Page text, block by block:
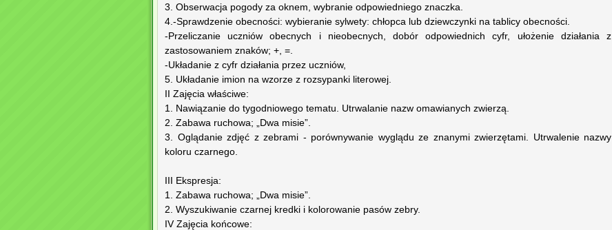
3. Obserwacja pogody za oknem, wybranie odpowiedniego znaczka.
4.-Sprawdzenie obecności: wybieranie sylwety: chłopca lub dziewczynki na tablicy obecności.
-Przeliczanie uczniów obecnych i nieobecnych, dobór odpowiednich cyfr, ułożenie działania z
zastosowaniem znaków; +, =.
-Układanie z cyfr działania przez uczniów,
5. Układanie imion na wzorze z rozsypanki literowej.
II Zajęcia właściwe:
1. Nawiązanie do tygodniowego tematu. Utrwalanie nazw omawianych zwierzą.
2. Zabawa ruchowa; „Dwa misie”.
3. Oglądanie zdjęć z zebrami - porównywanie wyglądu ze znanymi zwierzętami. Utrwalenie nazwy
koloru czarnego.
III Ekspresja:
1. Zabawa ruchowa; „Dwa misie”.
2. Wyszukiwanie czarnej kredki i kolorowanie pasów zebry.
IV Zajęcia końcowe: